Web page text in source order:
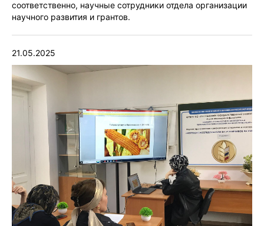
соответственно, научные сотрудники отдела организации
научного развития и грантов.
21.05.2025